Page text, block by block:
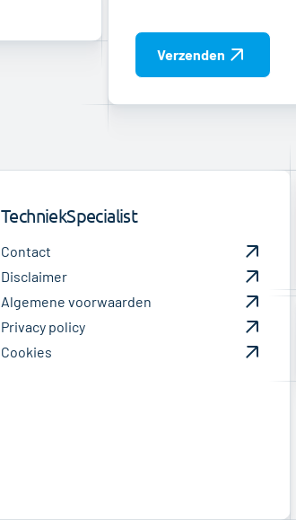
Verzenden
TechniekSpecialist
Contact
Disclaimer
Algemene voorwaarden
Privacy policy
Cookies